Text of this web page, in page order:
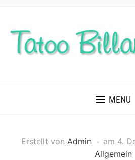
MENU
Erstellt von Admin am 4.
Allgemein